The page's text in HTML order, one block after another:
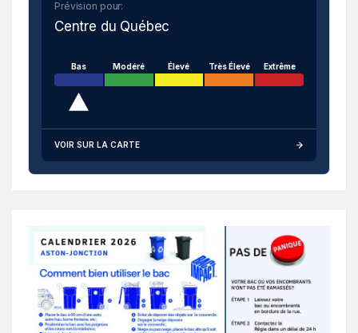
Prévision pour:
Centre du Québec
Bas Modéré Élevé Très Élevé Extrême
VOIR SUR LA CARTE